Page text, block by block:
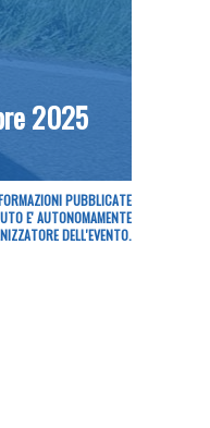
2025
PUBBLICATE
E' AUTONOMAMENTE
DELL'EVENTO.